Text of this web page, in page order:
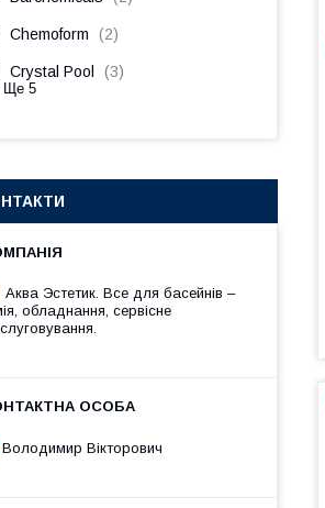
Chemoform 2
Crystal Pool 3
Ще 5
Аква Эстетик. Все для басейнів –
обладнання, сервісне
Володимир Вікторович